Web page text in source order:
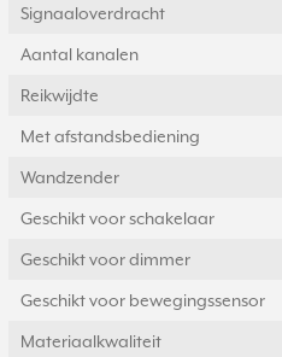
Signaaloverdracht
Aantal kanalen
Reikwijdte
Met afstandsbediening
Wandzender
Geschikt voor schakelaar
Geschikt voor dimmer
Geschikt voor bewegingssensor
Materiaalkwaliteit